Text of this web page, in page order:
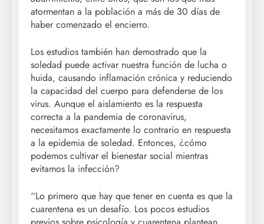
atormentan a la población a más de 30 días de
haber comenzado el encierro.
Los estudios también han demostrado que la
soledad puede activar nuestra función de lucha o
huida, causando inflamación crónica y reduciendo
la capacidad del cuerpo para defenderse de los
virus. Aunque el aislamiento es la respuesta
correcta a la pandemia de coronavirus,
necesitamos exactamente lo contrario en respuesta
a la epidemia de soledad. Entonces, ¿cómo
podemos cultivar el bienestar social mientras
evitamos la infección?
“Lo primero que hay que tener en cuenta es que la
cuarentena es un desafío. Los pocos estudios